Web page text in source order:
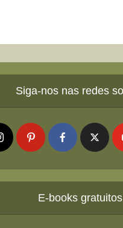
Siga-nos nas redes
E-books gratuitos